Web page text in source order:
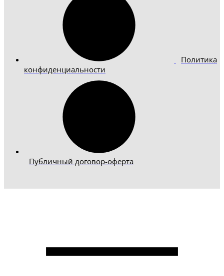
Политика
конфиденциальности
Публичный договор-оферта